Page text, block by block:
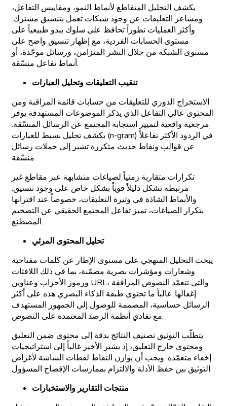
يكشف التحليل المتقاطع لأنماط النمو، ومقاييس التفاعل،
ومشاعر التعليقات عن وجود شبكات تعمل بتنسيق مشترك.
وأكثر العمليات تطوراً تحافظ على سلوك يبدو طبيعياً على
مستوى الحسابات الفردية، مع إظهار تنسيق واضح على
مستوى الشبكة من خلال النشر المتزامن، ورسائل موحّدة، أو
أنماط تفاعل منسّقة.
تنقيب التعليقات وتحليل العبارات
الاستخراج الدوري للتعليقات من حسابات قائمة المراقبة ومن
المحتوى عالي التفاعل الذي يذكر الموضوعات المستهدفة يوفر
مرجعية واقعية لتمييز استجابة المجتمع عن الرسائل المنسّقة.
يكشف تحليل بسيط للعبارات (n-gram) في الردود الأكثر تفاعلاً
عن قوالب ونقاط حديث متكررة تشير إلى حملات رسائل
منسّقة.
تكرارات متقاربة زمنياً لصياغات متشابهة عبر مقاطع غير
مرتبطة تشكل دليلاً قوياً بشكل خاص على وجود تنسيق.
والأنماط الشاذة في وتيرة التعليقات، خصوصاً عند اقترانها
بتكرار الصياغات، تميز تفاعل المجتمع الحقيقي عن التضخيم
المصطنع.
تحليل المحتوى المرئي
يبحث التحليل المنهجي على مستوى الإطار عن كلمات مفتاحية
وشعارات ومؤشرات بصرية مضمّنة، بما في ذلك اللافتات
ورموز الأحزاب وعناوين URL، والتي تتعمّد النصوص المرافقة
إغفالها. غالباً ما تحتوي طبقة الذكاء البصري هذه على أكثر
الرسائل حساسية، المصممة للوصول إلى الجمهور المستهدف
مع تفادي أنظمة الرصد المعتمدة على النصوص.
يتطلّب التوثيق تصنيف النتائج بدقة إلى محتوى ضمن التعليق
ومحتوى خارج التعليق، إذ يشير الأخير غالباً إلى استراتيجيات
إخفاء متعمّدة. ويجب أن يوازن التقاط لقطات الشاشة لأغراض
التوثيق بين حفظ الأدلة والالتزام بممارسات الإفصاح المسؤول.
منتجات التقارير والاستخبارات